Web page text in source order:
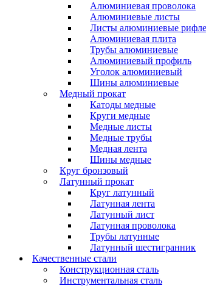
Алюминиевая проволока
Алюминиевые листы
Листы алюминиевые
Алюминиевая плита
Трубы алюминиевые
Алюминиевый профиль
Уголок алюминиевый
Шины алюминиевые
Медный прокат
Катоды медные
Круги медные
Медные листы
Медные трубы
Медная лента
Шины медные
Круг бронзовый
Латунный прокат
Круг латунный
Латунная лента
Латунный лист
Латунная проволока
Трубы латунные
Латунный шестигранник
Качественные стали
Конструкционная сталь
Инструментальная сталь